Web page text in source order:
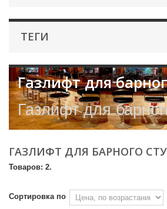
ТЕГИ
Газлифт для
Газлифт для
ГАЗЛИФТ ДЛЯ БАРНОГО
Товаров: 2.
Сортировка по